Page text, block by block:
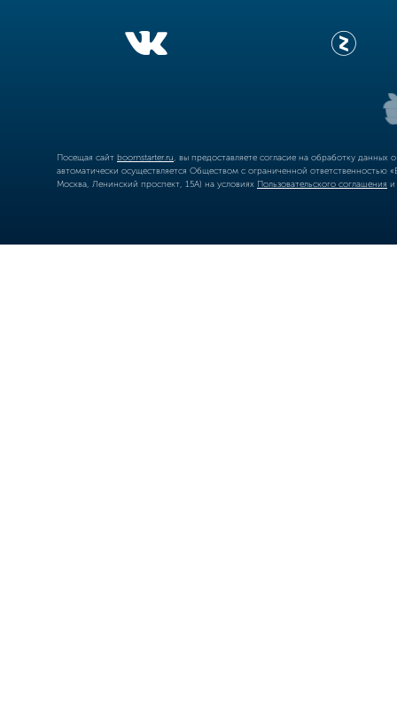
Посещая сайт boomstarter.ru , вы предоставляете согласие на обработку
автоматически осуществляется Обществом с ограниченной
Москва, Ленинский проспект, 15А) на условиях Пользовательского соглашения и